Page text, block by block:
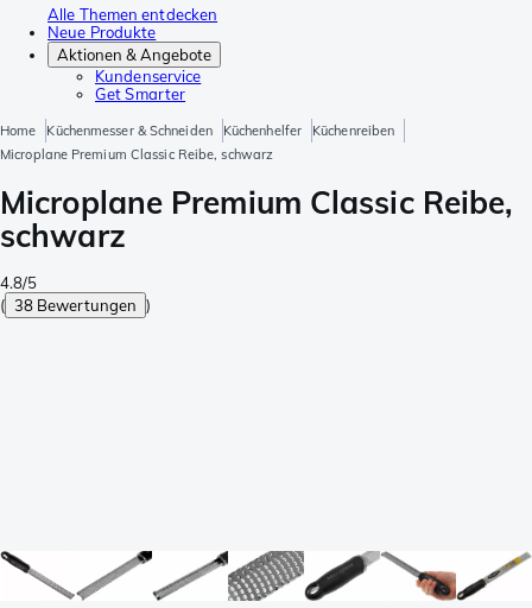
Alle Themen entdecken
Neue Produkte
Aktionen & Angebote
Kundenservice
Get Smarter
Home Küchenmesser & Schneiden Küchenhelfer
Küchenreiben
Microplane Premium Classic Reibe, schwarz
Microplane Premium Classic Reibe,
schwarz
4.8/5
( 38 Bewertungen )